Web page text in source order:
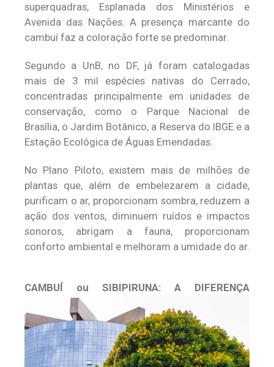
superquadras, Esplanada dos Ministérios e
Avenida das Nações. A presença marcante do
cambuí faz a coloração forte se predominar.
Segundo a UnB, no DF, já foram catalogadas
mais de 3 mil espécies nativas do Cerrado,
concentradas principalmente em unidades de
conservação, como o Parque Nacional de
Brasília, o Jardim Botânico, a Reserva do IBGE e a
Estação Ecológica de Águas Emendadas.
No Plano Piloto, existem mais de milhões de
plantas que, além de embelezarem a cidade,
purificam o ar, proporcionam sombra, reduzem a
ação dos ventos, diminuem ruídos e impactos
sonoros, abrigam a fauna, proporcionam
conforto ambiental e melhoram a umidade do ar.
CAMBUÍ ou SIBIPIRUNA: A DIFERENÇA